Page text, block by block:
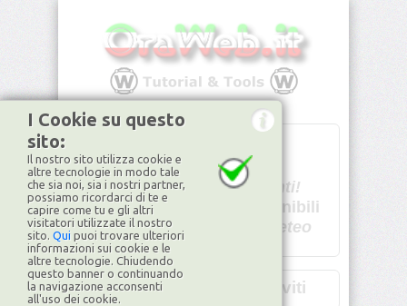
U - -
Spiacenti!
non disponibili
Dati meteo
©2026ilMeteo.it
Iscriviti
I Cookie su questo
sito:
Il nostro sito utilizza cookie e
altre tecnologie in modo tale
che sia noi, sia i nostri partner,
possiamo ricordarci di te e
capire come tu e gli altri
visitatori utilizzate il nostro
sito. Qui puoi trovare ulteriori
informazioni sui cookie e le
altre tecnologie. Chiudendo
questo banner o continuando
la navigazione acconsenti
all'uso dei cookie.